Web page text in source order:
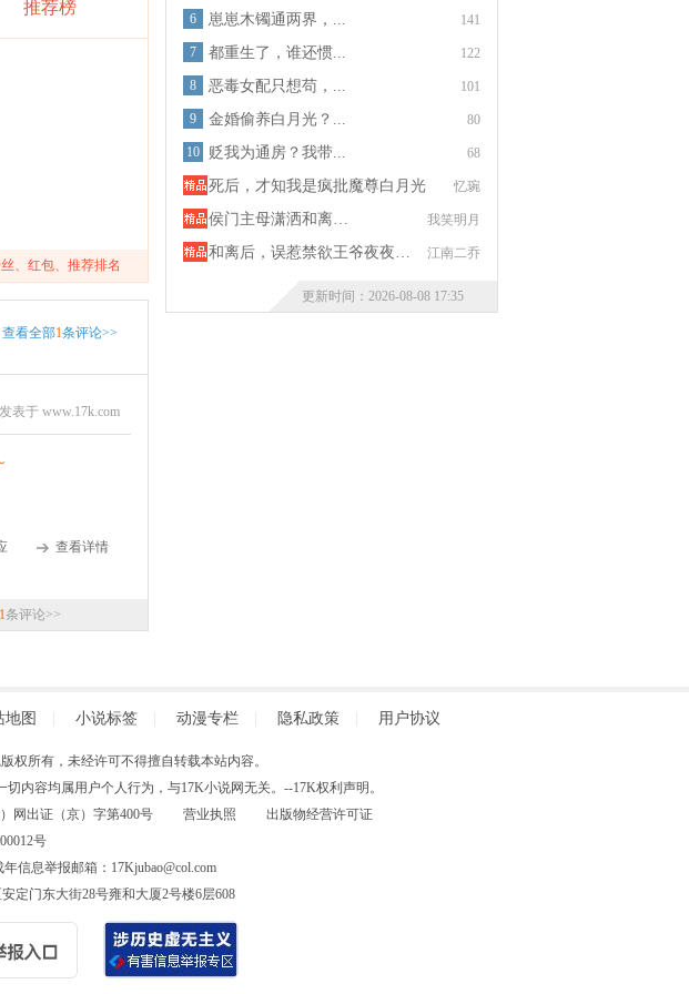
推荐榜
、红包、推荐排名
查看全部1条评论>>
表于 www.17k.com
查看详情
1条评论>>
141
6 崽崽木镯通两界，...
122
7 都重生了，谁还惯...
101
8 恶毒女配只想苟，...
80
9 金婚偷养白月光？...
68
10 贬我为通房？我带...
忆琬
死后，才知我是疯批魔尊白月光
我笑明月
侯门主母潇洒和离…
江南二乔
和离后，误惹禁欲王爷夜夜…
更新时间：2026-08-08 17:35
地图 小说标签 动漫专栏 隐私政策 用户协议
权所有，未经许可不得擅自转载本站内容。
内容均属用户个人行为，与17K小说网无关。--17K权利声明。
出证（京）字第400号 营业执照
出版物经营许可证
号
信息举报邮箱：17Kjubao@col.com
定门东大街28号雍和大厦2号楼6层608